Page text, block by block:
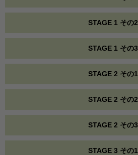
STAGE 1 その2
STAGE 1 その3
STAGE 2 その1
STAGE 2 その2
STAGE 2 その3
STAGE 3 その1